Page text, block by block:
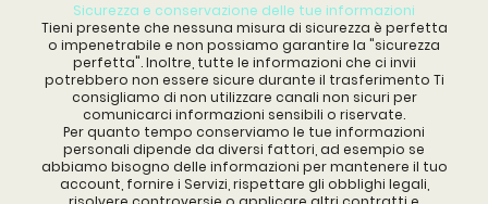
Sicurezza e conservazione delle tue informazioni
Tieni presente che nessuna misura di sicurezza è perfetta
o impenetrabile e non possiamo garantire la "sicurezza
perfetta". Inoltre, tutte le informazioni che ci invii
potrebbero non essere sicure durante il trasferimento Ti
consigliamo di non utilizzare canali non sicuri per
comunicarci informazioni sensibili o riservate.
Per quanto tempo conserviamo le tue informazioni
personali dipende da diversi fattori, ad esempio se
abbiamo bisogno delle informazioni per mantenere il tuo
account, fornire i Servizi, rispettare gli obblighi legali,